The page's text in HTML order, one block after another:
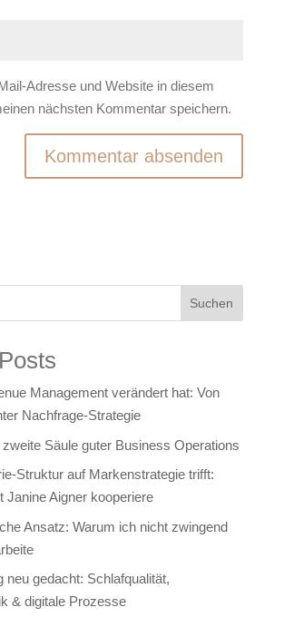
Adresse und Website in diesem
nächsten Kommentar speichern.
Suchen
Management verändert hat: Von
Nachfrage‑Strategie
Säule guter Business Operations
auf Markenstrategie trifft:
Janine Aigner kooperiere
Ansatz: Warum ich nicht zwingend
neu gedacht: Schlafqualität,
& digitale Prozesse